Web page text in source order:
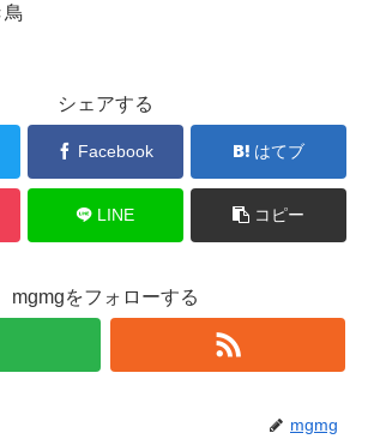
鳥
シェアする
Facebook はてブ
LINE コピー
mgmgをフォローする
mgmg